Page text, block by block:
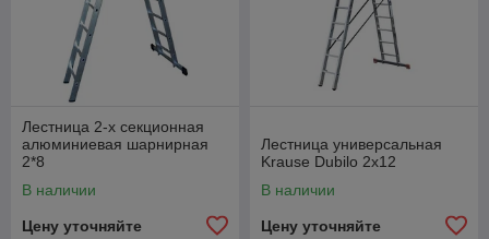
Лестница 2-х секционная
алюминиевая шарнирная
2*8
В наличии
Цену уточняйте
Лестница универсальная
Krause Dubilo 2х12
В наличии
Цену уточняйте